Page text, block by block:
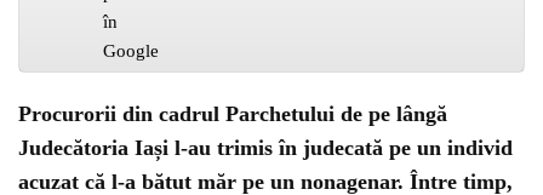
Procurorii din cadrul Parchetului de pe lângă
Judecătoria Iași l-au trimis în judecată pe un individ
acuzat că l-a bătut măr pe un nonagenar. Între timp,